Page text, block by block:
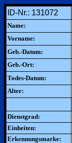
ID-Nr.: 131072
Name:
Vorname:
Geb.-Datum:
Geb.-Ort:
Todes-Datum:
Alter:
Dienstgrad:
Einheiten:
Erkennungsmarke: